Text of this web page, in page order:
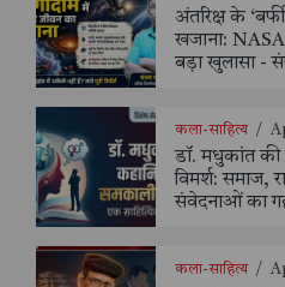
अंतरिक्ष के
खजाना:
बड़ा खुलासा -
कला-साहित्य /
डॉ. मधुकांत की
विमर्श: समाज,
संवेदनाओं का
कला-साहित्य /